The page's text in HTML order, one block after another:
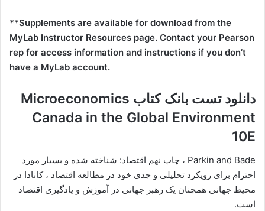
**Supplements are available for download from the
MyLab Instructor Resources page. Contact your Pearson
rep for access information and instructions if you don’t
have a MyLab account.
دانلود تست بانک کتاب Microeconomics
Canada in the Global Environment
10E
Parkin and Bade ، چاپ نهم اقتصاد: شناخته شده و بسیار مورد
احترام برای رویکرد تحلیلی و جدی خود در مطالعه اقتصاد ، کانادا در
محیط جهانی همچنان یک رهبر جهانی در آموزش و یادگیری اقتصاد
است.